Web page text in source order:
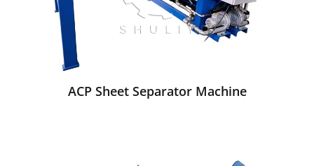
ACP Sheet Separator Machine